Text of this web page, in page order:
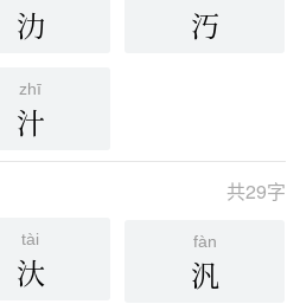
氻 汅
zhī
汁
共29字
tài
汏
fàn
汎